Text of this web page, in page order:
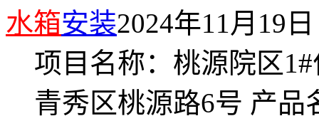
水箱安装2024年11月19
项目名称：桃源院区
青秀区桃源路6号 产品